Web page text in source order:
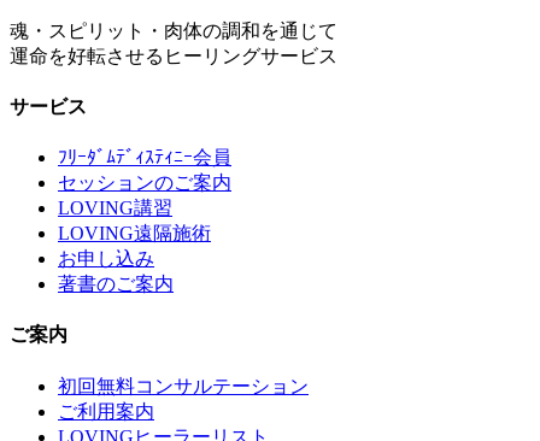
魂・スピリット・肉体の調和を通じて
運命を好転させるヒーリングサービス
サービス
ﾌﾘｰﾀﾞﾑﾃﾞｨｽﾃｨﾆｰ会員
セッションのご案内
LOVING講習
LOVING遠隔施術
お申し込み
著書のご案内
ご案内
初回無料コンサルテーション
ご利用案内
LOVINGヒーラーリスト